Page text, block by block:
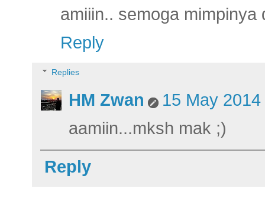
amiiin.. semoga mimpinya
Reply
Replies
HM Zwan
15 May
aamiin...mksh mak ;)
Reply